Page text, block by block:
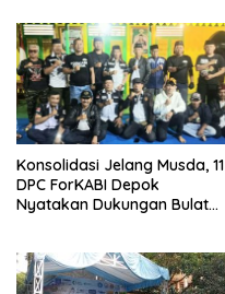
Konsolidasi Jelang Musda, 11
DPC ForKABI Depok
Nyatakan Dukungan Bulat